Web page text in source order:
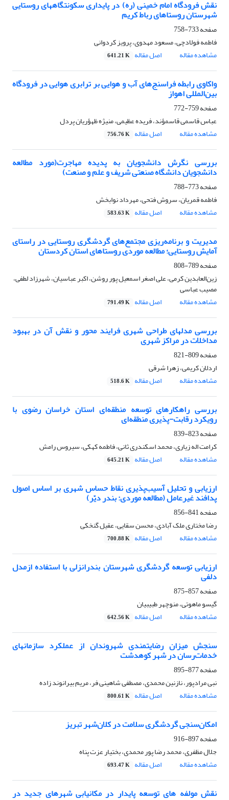
نقش فرودگاه امام خمینی (ره) در پایداری سکونتگاههای روستایی
شهرستان روستا‌های رباط کریم
صفحه733-758
فاطمه فولادچی، مسعود مهدوی، پرویز کردوانی
مشاهده مقاله
اصل مقاله 641.21 K
واکاوی رابطه فراسنج‌های آب و هوایی بر ترابری هوایی در فرودگاه
بین‌المللی اهواز
صفحه759-772
عباس قاسمی قاسمؤند، فریده عظیمی، منیژه ظهؤریان پردل
مشاهده مقاله
اصل مقاله 756.76 K
بررسی نگرش دانشجویان به پدیده مهاجرت(مورد مطالعه
دانشجویان دانشگاه صنعتی شریف و علم و صنعت)
صفحه773-788
فاطمه قمریان، سروش فتحی، مهرداد نوابخش
مشاهده مقاله
اصل مقاله 583.63 K
مدیریت و برنامه‌ریزی مجتمع‌های گردشگری روستایی در راستای
آمایش روستایی؛ مطالعه موردی روستاهای استان کردستان
صفحه789-808
زین‌العابدین کرمی، علی اصغر اسمعیل پور روشن، اکبر عباسیان، شهرزاد لطفی،
مصیب عباسی
مشاهده مقاله
اصل مقاله 791.49 K
بررسی مدلهای طراحی شهری فرایند محور و نقش آن در بهبود
مداخلات در مراکز شهری
صفحه809-821
اردلان کریمی، زهرا شرقی
مشاهده مقاله
اصل مقاله 518.6 K
بررسی راهکارهای توسعه منطقه‌ای استان خراسان رضوی با
رویکرد رقابت-پذیری منطقه‌ای
صفحه823-839
کرامت اله زیاری، محمد اسکندری ثانی، فاطمه کهکی، سیروس رامش
مشاهده مقاله
اصل مقاله 645.21 K
ارزیابی و تحلیل آسیب‌پذیری نقاط حساس شهری بر اساس اصول
پدافند غیرعامل (مطالعه موردی: بندر دیّر)
صفحه841-856
رضا مختاری ملک آبادی، محسن سقایی، عقیل گنخکی
مشاهده مقاله
اصل مقاله 700.88 K
ارزیابی توسعه گردشگری شهرستان بندرانزلی با استفاده ازمدل
دلفی
صفحه857-875
گیسو ماهوتی، منوچهر طبیبیان
مشاهده مقاله
اصل مقاله 642.56 K
سنجش میزان رضایتمندی شهروندان از عملکرد سازمان‎های
خدمات‎‌رسان در شهر کوهدشت
صفحه877-895
نبی مرادپور، نازنین محمدی، مصطفی شاهینی فر، مریم بیرانوند زاده
مشاهده مقاله
اصل مقاله 800.61 K
امکان‌سنجی گردشگری سلامت در کلان‌شهر تبریز
صفحه897-916
جلال مظفری، محمد رضا پور محمدی، بختیار عزت پناه
مشاهده مقاله
اصل مقاله 693.47 K
نقش مولفه های توسعه پایدار در مکانیابی شهرهای جدید در